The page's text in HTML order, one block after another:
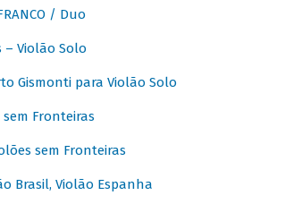
/ Duo
– Violão Solo
Gismonti para Violão Solo
sem Fronteiras
sem Fronteiras
Brasil, Violão Espanha